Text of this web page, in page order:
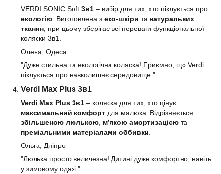
VERDI SONIC Soft 3в1 – вибір для тих, хто піклується про
екологію . Виготовлена з еко-шкіри та натуральних
тканин , при цьому зберігає всі переваги функціональної
коляски 3в1.
Олена, Одеса
"Дуже стильна та екологічна коляска! Приємно, що Verdi
піклується про навколишнє середовище."
Verdi Max Plus 3в1
Verdi Max Plus 3в1 – коляска для тих, хто цінує
максимальний комфорт для малюка. Відрізняється
збільшеною люлькою м’якою амортизацією та
преміальними матеріалами оббивки
Ольга, Дніпро
"Люлька просто величезна! Дитині дуже комфортно, навіть
у зимовому одязі."